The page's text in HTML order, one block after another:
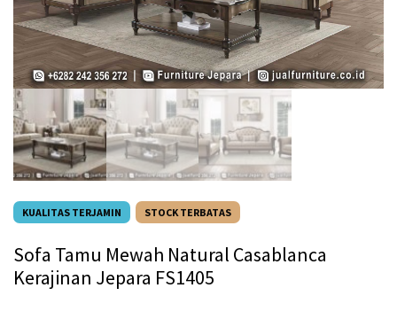
KUALITAS TERJAMIN STOCK TERBATAS
Sofa Tamu Mewah Natural Casablanca
Kerajinan Jepara FS1405